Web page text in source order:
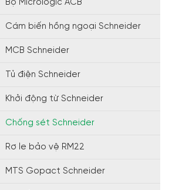
Bộ Micrologic ACB
Cám biến hồng ngoại Schneider
MCB Schneider
Tủ điện Schneider
Khởi động từ Schneider
Chống sét Schneider
Rơ le bảo vệ RM22
MTS Gopact Schneider